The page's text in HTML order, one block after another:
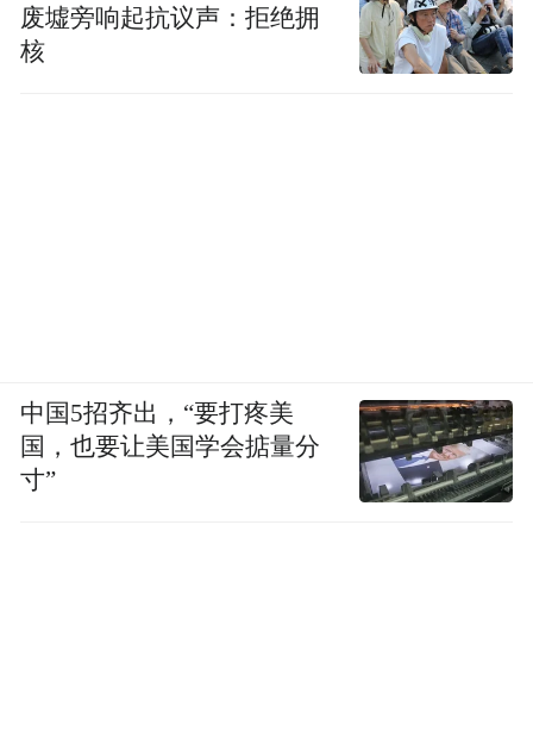
废墟旁响起抗议声：拒绝拥
核
中国5招齐出，“要打疼美
国，也要让美国学会掂量分
寸”